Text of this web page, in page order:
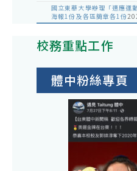
國立東華大學辦理「適應運
海報1份及各區簡章各1份
校務重點工作
體中粉絲專頁